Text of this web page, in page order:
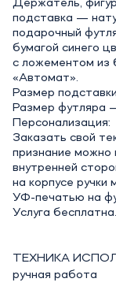
Держатель,
подставка —
подарочный
бумагой синего
с ложементом из
«Автомат».
Размер
Размер футляра
Персонализация:
Заказать свой
признание можно
внутренней
на корпусе ручки
УФ-печатью на
Услуга бесплатна.
ТЕХНИКА
ручная работа